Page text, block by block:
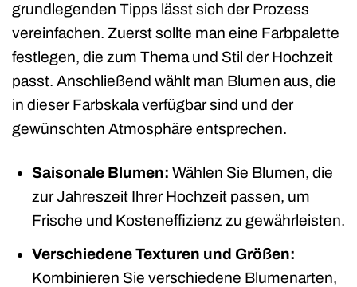
grundlegenden Tipps lässt sich der Prozess
vereinfachen. Zuerst sollte man eine Farbpalette
festlegen, die zum Thema und Stil der Hochzeit
passt. Anschließend wählt man Blumen aus, die
in dieser Farbskala verfügbar sind und der
gewünschten Atmosphäre entsprechen.
Saisonale Blumen: Wählen Sie Blumen, die
zur Jahreszeit Ihrer Hochzeit passen, um
Frische und Kosteneffizienz zu gewährleisten.
Verschiedene Texturen und Größen:
Kombinieren Sie verschiedene Blumenarten,